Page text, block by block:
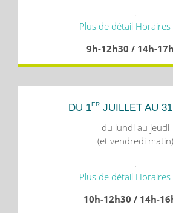
.
Plus de détail Horaires
9h-12h30 / 14h-
DU 1ER JUILLET AU
du lundi au jeudi
(et vendredi matin)
.
Plus de détail Horaires
10h-12h30 / 14h-